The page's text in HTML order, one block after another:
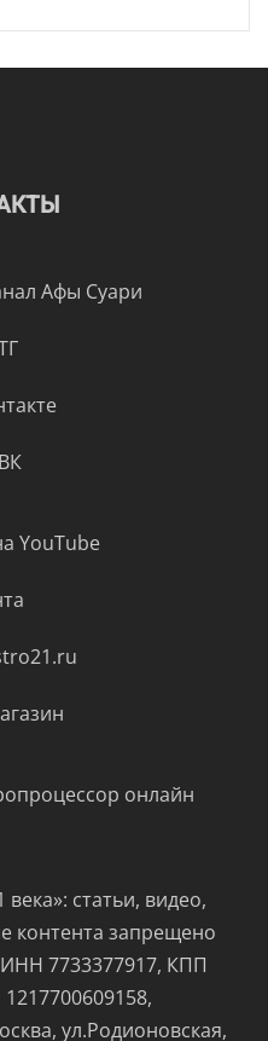
Афы Суари
YouTube
онлайн
статьи, видео,
контента запрещено
7733377917, КПП
ул.Родионовская,